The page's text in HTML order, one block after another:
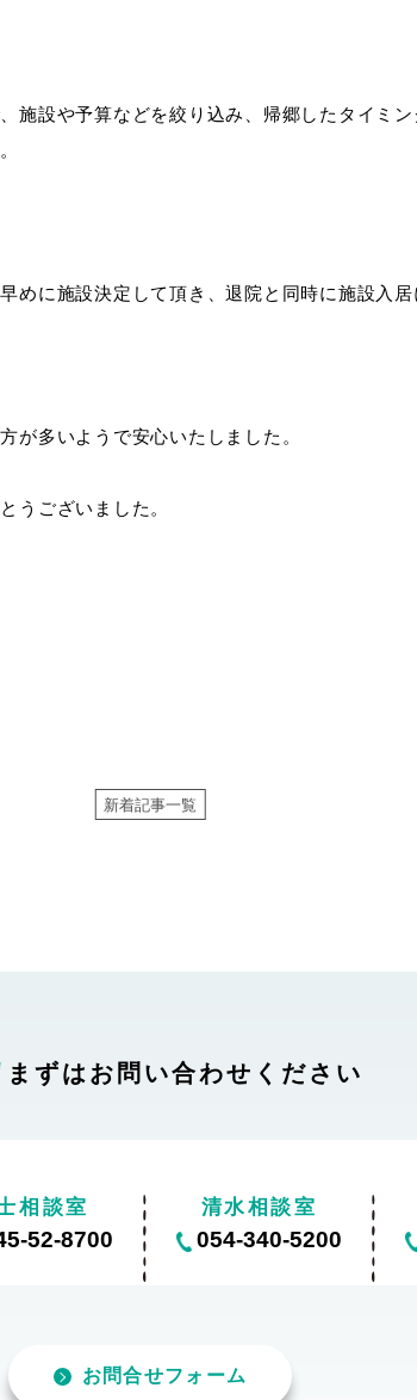
施設や予算などを絞り込み、帰郷したタイミ
めに施設決定して頂き、退院と同時に施設入居
が多いようで安心いたしました。
うございました。
新着記事一覧
まずはお問い合わせ ください
相談室
52-8700
清水相談室
054-340-5200
お問合せフォーム